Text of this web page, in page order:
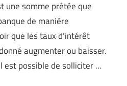
une somme prêtée que
de manière
que les taux d’intérêt
augmenter ou baisser.
est possible de solliciter …